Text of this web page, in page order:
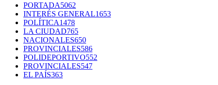
PORTADA5062
INTERÉS GENERAL1653
POLÍTICA1478
LA CIUDAD765
NACIONALES650
PROVINCIALES586
POLIDEPORTIVO552
PROVINCIALES547
EL PAÍS363